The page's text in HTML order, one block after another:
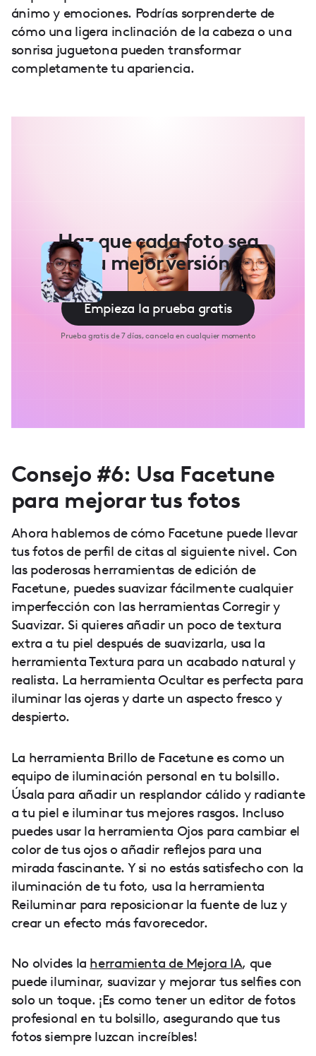
ánimo y emociones. Podrías sorprenderte de
cómo una ligera inclinación de la cabeza o una
sonrisa juguetona pueden transformar
completamente tu apariencia.
Haz que cada foto sea
tu mejor versión
Empieza la prueba gratis
Prueba gratis de 7 días, cancela en cualquier momento
Consejo #6: Usa Facetune
para mejorar tus fotos
Ahora hablemos de cómo Facetune puede llevar
tus fotos de perfil de citas al siguiente nivel. Con
las poderosas herramientas de edición de
Facetune, puedes suavizar fácilmente cualquier
imperfección con las herramientas Corregir y
Suavizar. Si quieres añadir un poco de textura
extra a tu piel después de suavizarla, usa la
herramienta Textura para un acabado natural y
realista. La herramienta Ocultar es perfecta para
iluminar las ojeras y darte un aspecto fresco y
despierto.
La herramienta Brillo de Facetune es como un
equipo de iluminación personal en tu bolsillo.
Úsala para añadir un resplandor cálido y radiante
a tu piel e iluminar tus mejores rasgos. Incluso
puedes usar la herramienta Ojos para cambiar el
color de tus ojos o añadir reflejos para una
mirada fascinante. Y si no estás satisfecho con la
iluminación de tu foto, usa la herramienta
Reiluminar para reposicionar la fuente de luz y
crear un efecto más favorecedor.
No olvides la herramienta de Mejora IA, que
puede iluminar, suavizar y mejorar tus selfies con
solo un toque. ¡Es como tener un editor de fotos
profesional en tu bolsillo, asegurando que tus
fotos siempre luzcan increíbles!